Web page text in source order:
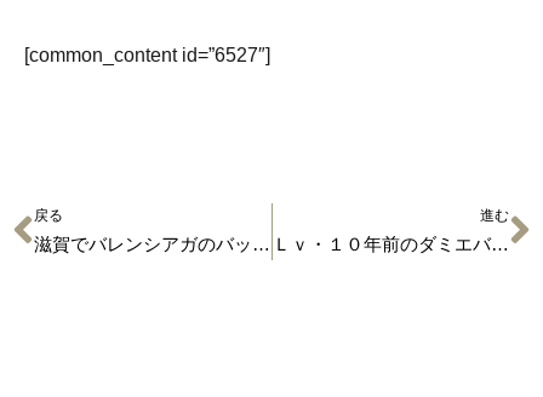
[common_content id=”6527″]
戻る
滋賀でバレンシアガのバッグが高く売れるブランド買取店
進む
Ｌｖ・１０年前のダミエバッグの買取価格が８２,０００円！